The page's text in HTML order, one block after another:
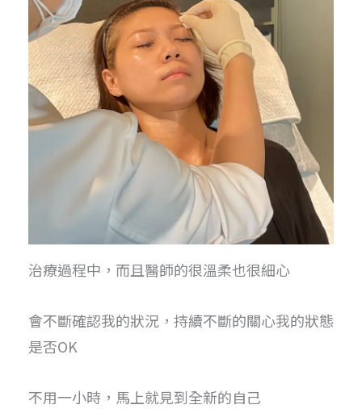
治療過程中，而且醫師的很溫柔也很細心
會不斷確認我的狀況，持續不斷的關心我的狀態
是否OK
不用一小時，馬上就見到全新的自己